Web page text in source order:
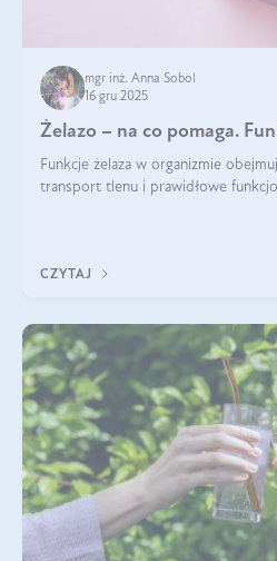
mgr inż. Anna Sobol
16 gru 2025
Żelazo – na co pomaga.
Funkcje żelaza w organizmie
transport tlenu i prawidłowe
CZYTAJ